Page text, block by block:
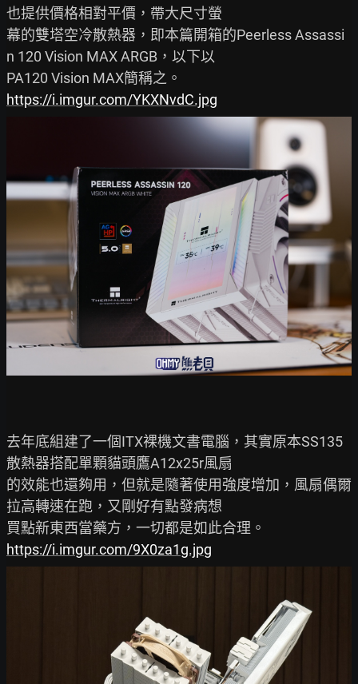
也提供價格相對平價，帶大尺寸螢
幕的雙塔空冷散熱器，即本篇開箱的Peerless Assassi
n 120 Vision MAX ARGB，以下以
https://i.imgur.com/YKXNvdC.jpg
去年底組建了一個ITX裸機文書電腦，其實原本SS135
散熱器搭配單顆貓頭鷹A12x25r風扇
的效能也還夠用，但就是隨著使用強度增加，風扇偶爾
拉高轉速在跑，又剛好有點發病想
https://i.imgur.com/9X0za1g.jpg